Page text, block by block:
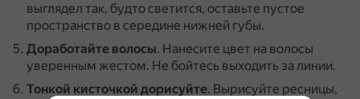
выглядел так, будто светится, оставьте пустое
пространство в середине нижней губы.
Доработайте волосы. Нанесите цвет на волосы
уверенным жестом. Не бойтесь выходить за линии.
Тонкой кисточкой дорисуйте. Вырисуйте ресницы,